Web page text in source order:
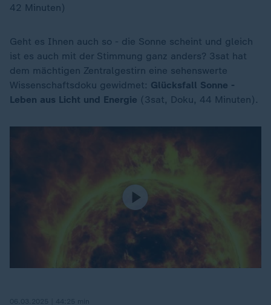
42 Minuten)
Geht es Ihnen auch so - die Sonne scheint und gleich
ist es auch mit der Stimmung ganz anders? 3sat hat
dem mächtigen Zentralgestirn eine sehenswerte
Wissenschaftsdoku gewidmet: Glücksfall Sonne -
Leben aus Licht und Energie (3sat, Doku, 44 Minuten).